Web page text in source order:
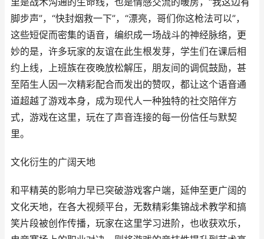
脚步声”，“快封烟救一下”，“漂亮，哥们你这枪法可以”，
这些短促而密集的语音，编织成一场战斗的神经脉络，更
妙的是，许多玩家的友谊在此生根发芽，学生们在课后相
约上线，上班族在夜晚放松解压，朋友间的调侃鼓励，甚
至陌生人因一次精彩配合而发出的赞叹，都让这个语音通
道超越了游戏本身，成为现代人一种独特的社交陪伴方
式，游戏在这里，玩在了声音连接的每一份信任与默契
里。
文化衍生的广阔天地
和平精英的影响力早已突破游戏客户端，延伸至更广阔的
文化天地，在各大视频平台，无数精彩集锦战术教学和搞
笑片段被创作传播，玩家在这里学习进阶，也收获欢乐，